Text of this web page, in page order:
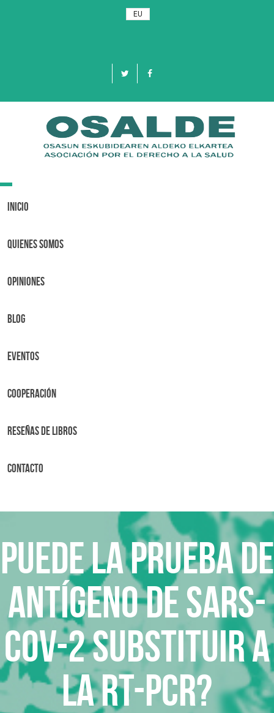
EU
Toggle
Inicio
Quienes Somos
OPINIONES
BLOG
Eventos
Cooperación
Reseñas de libros
Contacto
Puede la prueba de
Antígeno de SARS-
Cov-2 substituir a
la RT-PCR?